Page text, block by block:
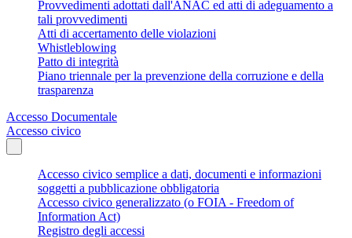
Provvedimenti adottati dall'ANAC ed atti di adeguamento a
tali provvedimenti
Atti di accertamento delle violazioni
Whistleblowing
Patto di integrità
Piano triennale per la prevenzione della corruzione e della
trasparenza
Accesso Documentale
Accesso civico
Accesso civico semplice a dati, documenti e informazioni
soggetti a pubblicazione obbligatoria
Accesso civico generalizzato (o FOIA - Freedom of
Information Act)
Registro degli accessi